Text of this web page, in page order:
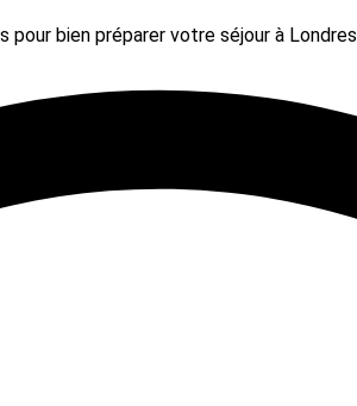
bien préparer votre séjour à Londres